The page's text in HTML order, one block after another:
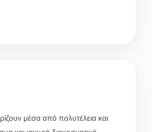
μέσα από πολυτέλεια και